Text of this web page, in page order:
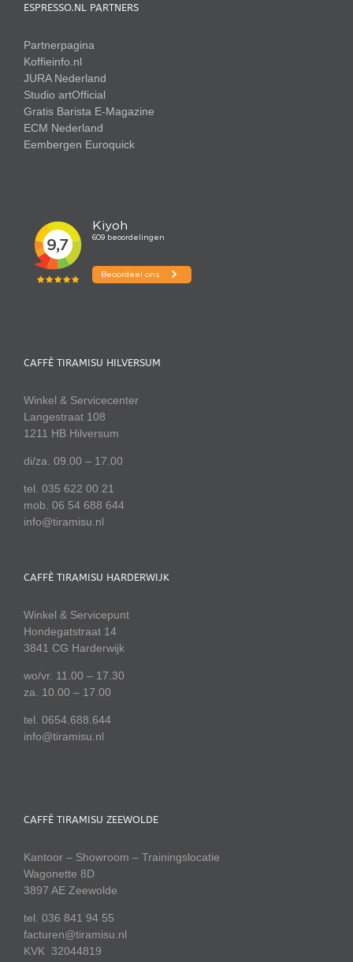
ESPRESSO.NL PARTNERS
Partnerpagina
Koffieinfo.nl
JURA Nederland
Studio artOfficial
Gratis Barista E-Magazine
ECM Nederland
Eembergen Euroquick
CAFFÈ TIRAMISU HILVERSUM
Winkel & Servicecenter
Langestraat 108
1211 HB Hilversum
di/za. 09.00 – 17.00
tel. 035 622 00 21
mob. 06 54 688 644
info@tiramisu.nl
CAFFÈ TIRAMISU HARDERWIJK
Winkel & Servicepunt
Hondegatstraat 14
3841 CG Harderwijk
wo/vr. 11.00 – 17.30
za. 10.00 – 17.00
tel. 0654.688.644
info@tiramisu.nl
CAFFÈ TIRAMISU ZEEWOLDE
Kantoor – Showroom – Trainingslocatie
Wagonette 8D
3897 AE Zeewolde
tel. 036 841 94 55
facturen@tiramisu.nl
KVK 32044819